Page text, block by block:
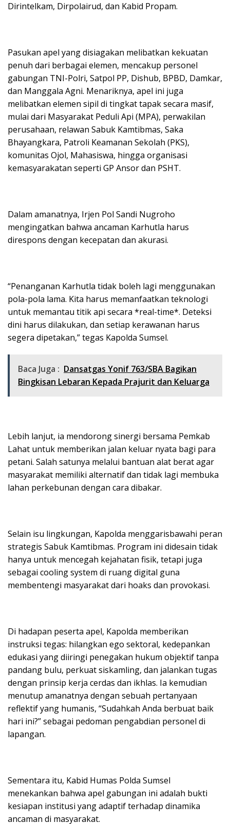
Dirintelkam, Dirpolairud, dan Kabid Propam.
Pasukan apel yang disiagakan melibatkan kekuatan
penuh dari berbagai elemen, mencakup personel
gabungan TNI-Polri, Satpol PP, Dishub, BPBD, Damkar,
dan Manggala Agni. Menariknya, apel ini juga
melibatkan elemen sipil di tingkat tapak secara masif,
mulai dari Masyarakat Peduli Api (MPA), perwakilan
perusahaan, relawan Sabuk Kamtibmas, Saka
Bhayangkara, Patroli Keamanan Sekolah (PKS),
komunitas Ojol, Mahasiswa, hingga organisasi
kemasyarakatan seperti GP Ansor dan PSHT.
Dalam amanatnya, Irjen Pol Sandi Nugroho
mengingatkan bahwa ancaman Karhutla harus
direspons dengan kecepatan dan akurasi.
“Penanganan Karhutla tidak boleh lagi menggunakan
pola-pola lama. Kita harus memanfaatkan teknologi
untuk memantau titik api secara *real-time*. Deteksi
dini harus dilakukan, dan setiap kerawanan harus
segera dipetakan,” tegas Kapolda Sumsel.
Baca Juga : Dansatgas Yonif 763/SBA Bagikan
Bingkisan Lebaran Kepada Prajurit dan Keluarga
Lebih lanjut, ia mendorong sinergi bersama Pemkab
Lahat untuk memberikan jalan keluar nyata bagi para
petani. Salah satunya melalui bantuan alat berat agar
masyarakat memiliki alternatif dan tidak lagi membuka
lahan perkebunan dengan cara dibakar.
Selain isu lingkungan, Kapolda menggarisbawahi peran
strategis Sabuk Kamtibmas. Program ini didesain tidak
hanya untuk mencegah kejahatan fisik, tetapi juga
sebagai cooling system di ruang digital guna
membentengi masyarakat dari hoaks dan provokasi.
Di hadapan peserta apel, Kapolda memberikan
instruksi tegas: hilangkan ego sektoral, kedepankan
edukasi yang diiringi penegakan hukum objektif tanpa
pandang bulu, perkuat siskamling, dan jalankan tugas
dengan prinsip kerja cerdas dan ikhlas. Ia kemudian
menutup amanatnya dengan sebuah pertanyaan
reflektif yang humanis, “Sudahkah Anda berbuat baik
hari ini?” sebagai pedoman pengabdian personel di
lapangan.
Sementara itu, Kabid Humas Polda Sumsel
menekankan bahwa apel gabungan ini adalah bukti
kesiapan institusi yang adaptif terhadap dinamika
ancaman di masyarakat.